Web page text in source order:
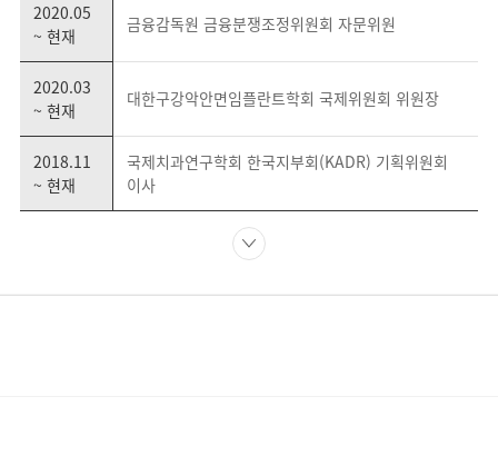
2020.05
~ 현재
금융감독원 금융분쟁조정위원회 자문위원
2020.03
~ 현재
대한구강악안면임플란트학회 국제위원회 위원장
2018.11
~ 현재
국제치과연구학회 한국지부회(KADR) 기획위원회
이사